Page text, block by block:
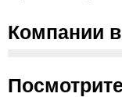
Компании в